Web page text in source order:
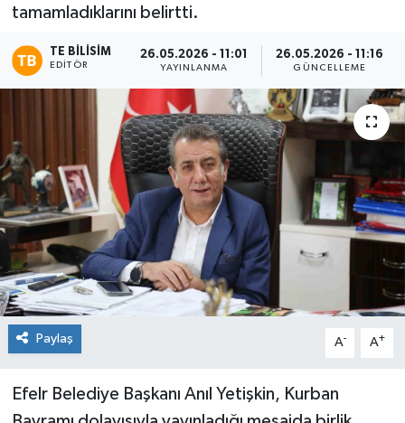
tamamladıklarını belirtti.
TE BILISIM
EDITÖR
26.05.2026 - 11:01
YAYINLANMA
26.05.2026 - 11:16
GÜNCELLEME
Paylaş A- A+
Efelr Belediye Başkanı Anıl Yetişkin, Kurban